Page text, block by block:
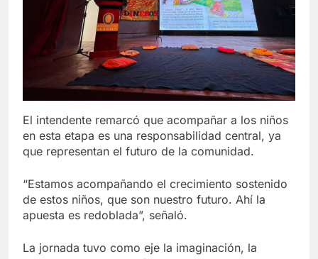
El intendente remarcó que acompañar a los niños
en esta etapa es una responsabilidad central, ya
que representan el futuro de la comunidad.
“Estamos acompañando el crecimiento sostenido
de estos niños, que son nuestro futuro. Ahí la
apuesta es redoblada”, señaló.
La jornada tuvo como eje la imaginación, la